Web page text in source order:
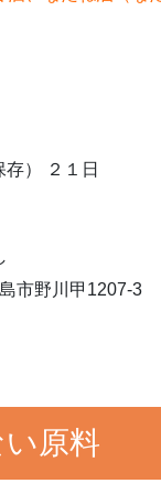
） ２１日
市野川甲1207-3
原料